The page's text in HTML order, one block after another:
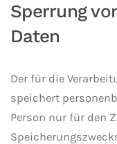
Sperrung
Daten
Der für die
speichert
Person nur für den